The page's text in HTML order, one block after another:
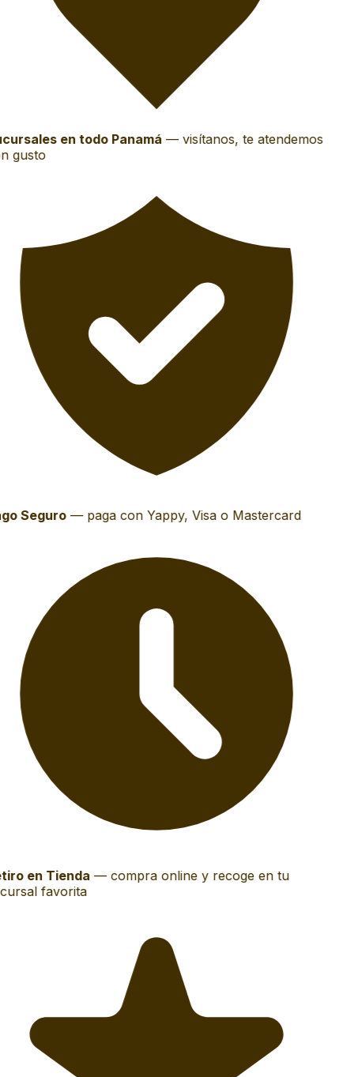
en todo Panamá—visítanos, te atendemos
gusto
Seguro—paga con Yappy, Visa o Mastercard
en Tienda—compra online y recoge en tu
favorita